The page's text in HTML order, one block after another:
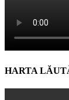
HARTA